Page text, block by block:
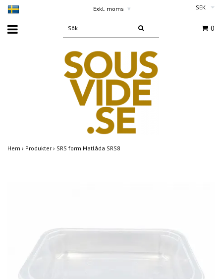
Exkl. moms ▾ SEK
0
Hem › Produkter › SRS form Matlåda SRS8